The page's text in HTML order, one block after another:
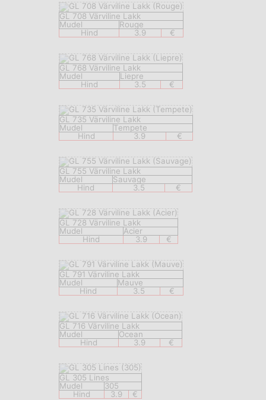
GL 708 Värviline Lakk
Mudel
Rouge
Hind
3.9 €
GL 768 Värviline Lakk
Mudel
Liepre
Hind
3.5 €
GL 735 Värviline Lakk
Mudel
Tempete
Hind
3.9 €
GL 755 Värviline Lakk
Mudel
Sauvage
Hind
3.5 €
GL 728 Värviline Lakk
Mudel
Acier
Hind
3.9 €
GL 791 Värviline Lakk
Mudel
Mauve
Hind
3.5 €
GL 716 Värviline Lakk
Mudel
Ocean
Hind
3.9 €
GL 305 Lines
Mudel
305
Hind
3.9 €